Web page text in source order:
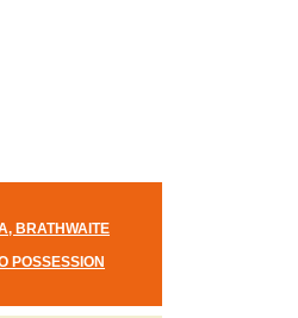
BRATHWAITE
POSSESSION